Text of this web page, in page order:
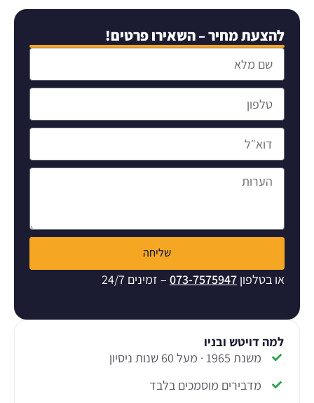
להצעת מחיר – השאירו פרטים!
שליחה
או בטלפון 073-7575947 – זמינים 24/7
למה דויטש ובניו
משנת 1965 · מעל 60 שנות ניסיון
מדבירים מוסמכים בלבד